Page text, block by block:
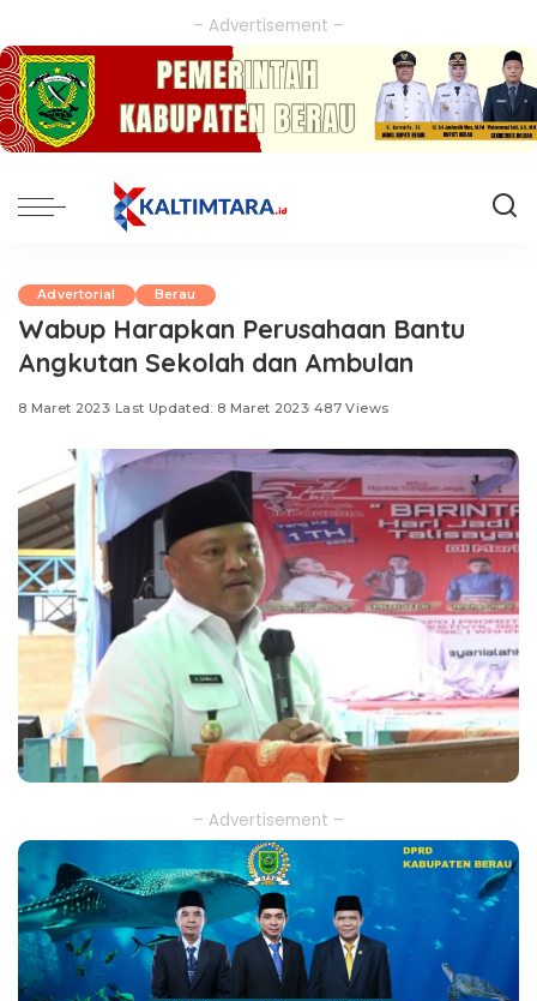
– Advertisement –
Advertorial Berau
Wabup Harapkan Perusahaan Bantu
Angkutan Sekolah dan Ambulan
8 Maret 2023 Last Updated: 8 Maret 2023 487 Views
– Advertisement –